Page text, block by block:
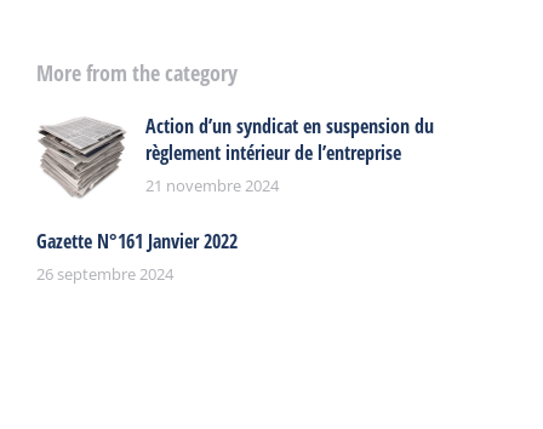
More from the category
Action d’un syndicat en suspension du
règlement intérieur de l’entreprise
21 novembre 2024
Gazette N°161 Janvier 2022
26 septembre 2024